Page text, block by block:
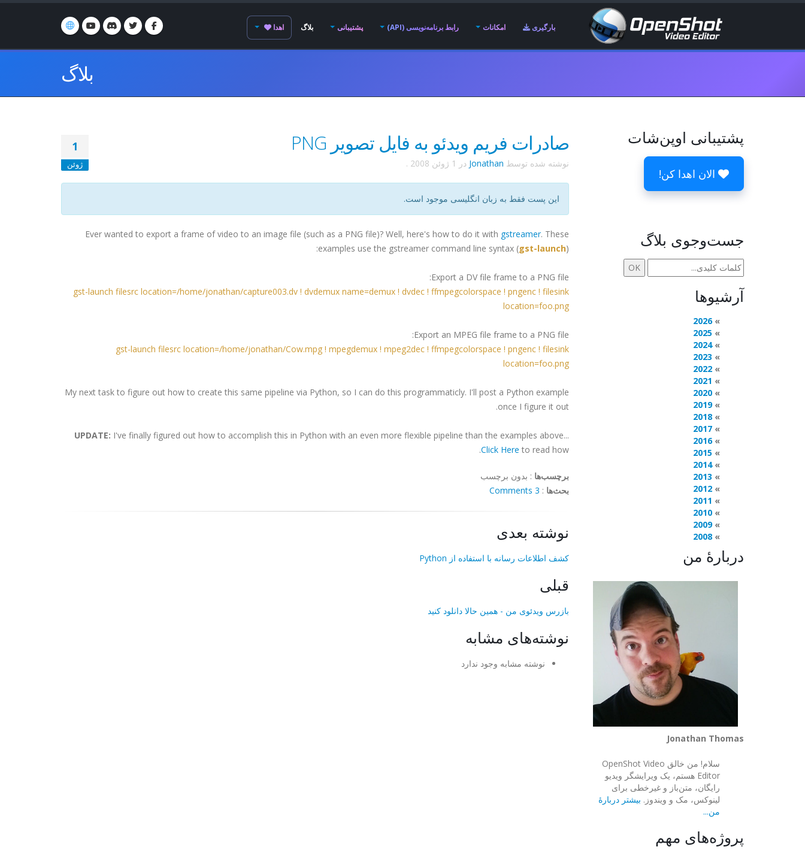
بارگیری امکانات رابط برنامه‌نویسی (API) پشتیبانی بلاگ اهدا
بلاگ
1
ژوئن
صادرات فریم ویدئو به فایل تصویر PNG
نوشته شده توسط Jonathan در 1 ژوئن 2008 .
این پست فقط به زبان انگلیسی موجود است.
Ever wanted to export a frame of video to an image file (such as a PNG file)? Well, here's how to do it with gstreamer. These
examples use the gstreamer command line syntax (gst-launch):
Export a DV file frame to a PNG file:
gst-launch filesrc location=/home/jonathan/capture003.dv ! dvdemux name=demux ! dvdec ! ffmpegcolorspace ! pngenc ! filesink
location=foo.png
Export an MPEG file frame to a PNG file:
gst-launch filesrc location=/home/jonathan/Cow.mpg ! mpegdemux ! mpeg2dec ! ffmpegcolorspace ! pngenc ! filesink
location=foo.png
My next task to figure out how to create this same pipeline via Python, so I can do this programmaticly. I'll post a Python example
once I figure it out.
UPDATE: I've finally figured out how to accomplish this in Python with an even more flexible pipeline than the examples above...
Click Here to read how.
برچسب‌ها : بدون برچسب
بحث‌ها :
3 Comments
نوشته بعدی
کشف اطلاعات رسانه با استفاده از Python
قبلی
بازرس ویدئوی من - همین حالا دانلود کنید
نوشته‌های مشابه
نوشته مشابه وجود ندارد
پشتیبانی اوپن‌شات
الان اهدا کن!
جست‌وجوی بلاگ
آرشیوها
2026
2025
2024
2023
2022
2021
2020
2019
2018
2017
2016
2015
2014
2013
2012
2011
2010
2009
2008
دربارهٔ من
Jonathan Thomas
سلام! من خالق OpenShot Video
Editor هستم، یک ویرایشگر ویدیو
رایگان، متن‌باز و غیرخطی برای
لینوکس، مک و ویندوز. بیشتر دربارهٔ
من...
پروژه‌های مهم